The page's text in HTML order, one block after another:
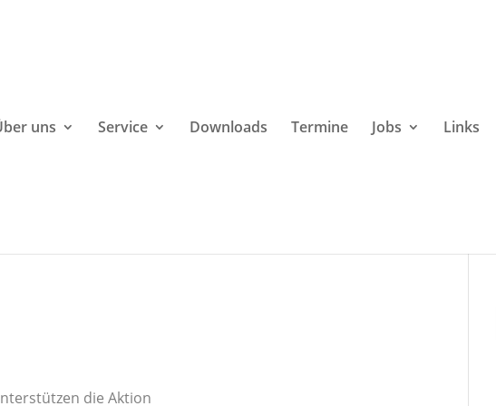
uns Service Downloads Termine Jobs Links
die Aktion